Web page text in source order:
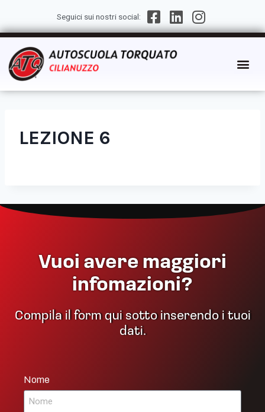
Seguici sui nostri social:
LEZIONE 6
Vuoi avere maggiori
infomazioni?
Compila il form qui sotto inserendo i tuoi
dati.
Nome